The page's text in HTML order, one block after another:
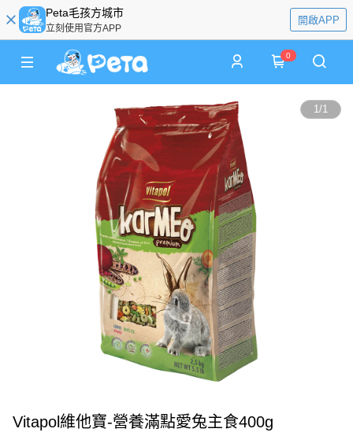
Peta毛孩方城市
立刻使用官方APP
開啟APP
0
1/1
Vitapol維他寶-營養滿點愛兔主食400g